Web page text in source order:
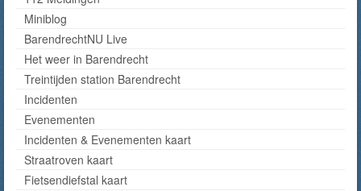
Miniblog
BarendrechtNU Live
Het weer in Barendrecht
Treintijden station Barendrecht
Incidenten
Evenementen
Incidenten & Evenementen kaart
Straatroven kaart
Fietsendiefstal kaart